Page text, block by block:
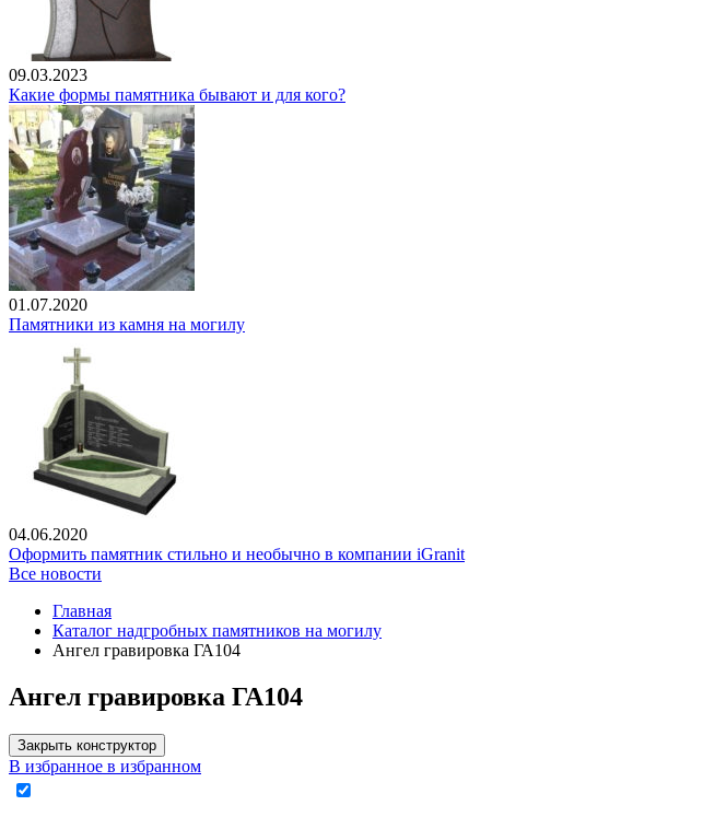
09.03.2023
Какие формы памятника бывают и для кого?
01.07.2020
Памятники из камня на могилу
04.06.2020
Оформить памятник стильно и необычно в компании iGranit
Все новости
Главная
Каталог надгробных памятников на могилу
Ангел гравировка ГА104
Ангел гравировка ГА104
Закрыть конструктор
В избранное в избранном